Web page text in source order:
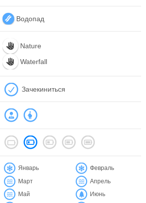
Водопад
Nature
Waterfall
Зачекиниться
Январь Февраль
Март Апрель
Май Июнь